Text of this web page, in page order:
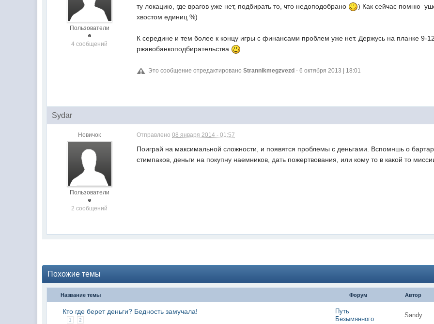
Пользователи
4 сообщений
ту локацию, где врагов уже нет, подбирать то, что недоподобрано
) Как сейчас помню 
хвостом единиц %)
К середине и тем более к концу игры с финансами проблем уже нет. Держусь на планке 9-
ржавобанкоподбирательства
Это сообщение отредактированоStrannikmegzvezd - 6 октября 2013 | 18:01
Sydar
Новичок
Пользователи
2 сообщений
Отправлено08 января 2014 - 01:57
Поиграй на максимальной сложности, и появятся проблемы с деньгами. Вспомншь о
стимпаков, деньги на покупну наемников, дать пожертвования, или кому то в какой то
Похожие темы
Название темы Форум Автор
Кто где берет деньги? Бедность замучала!
1 2
Путь
Безымянного
Sandy